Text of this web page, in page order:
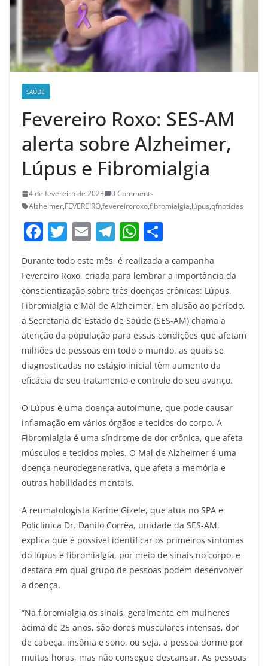
SAÚDE
Fevereiro Roxo: SES-AM
alerta sobre Alzheimer,
Lúpus e Fibromialgia
4 de fevereiro de 2023
0 Comments
Alzheimer,FEVEREIRO,fevereiroroxo,fibromialgia,lúpus,qfnotícias
F
c
e
b
o
o
k
T
w
itt
er
E
m
ai
l
T
el
e
gr
a
m
W
h
at
s
A
p
p
ar
e
Durante todo este mês, é realizada a campanha
Fevereiro Roxo, criada para lembrar a importância da
conscientização sobre três doenças crônicas: Lúpus,
Fibromialgia e Mal de Alzheimer. Em alusão ao período,
a Secretaria de Estado de Saúde (SES-AM) chama a
atenção da população para essas condições que afetam
milhões de pessoas em todo o mundo, as quais se
diagnosticadas no estágio inicial têm aumento da
eficácia de seu tratamento e controle do seu avanço.
O Lúpus é uma doença autoimune, que pode causar
inflamação em vários órgãos e tecidos do corpo. A
Fibromialgia é uma síndrome de dor crônica, que afeta
músculos e tecidos moles. O Mal de Alzheimer é uma
doença neurodegenerativa, que afeta a memória e
outras habilidades mentais.
A reumatologista Karine Gizele, que atua no SPA e
Policlínica Dr. Danilo Corrêa, unidade da SES-AM,
explica que é possível identificar os primeiros sintomas
do lúpus e fibromialgia, por meio de sinais no corpo, e
destaca em qual grupo de pessoas podem desenvolver
a doença.
“Na fibromialgia os sinais, geralmente em mulheres
acima de 25 anos, são dores musculares intensas, dor
de cabeça, insônia e sono, ou seja, a pessoa dorme por
muitas horas, mas não consegue descansar. As pessoas